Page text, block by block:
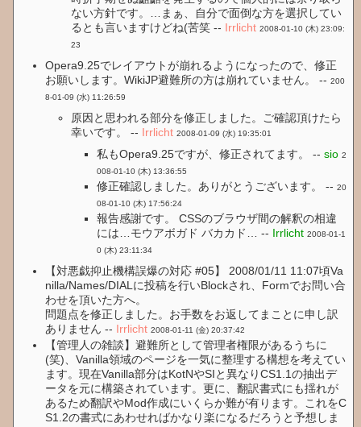
ない方針です。…まぁ、自分で面倒な方を選択してい
るとも言いますけどね(苦笑 -- Irrlicht 2008-01-10 (木) 23:09:
23
Opera9.25でレイアウトが崩れるようになったので、修正
お願いします。WikiJP避難所の方は崩れていません。 --200
8-01-09 (水) 11:26:59
原因と思われる部分を修正しました。ご確認頂けたら
幸いです。 -- Irrlicht 2008-01-09 (水) 19:35:01
私もOpera9.25ですが、修正されてます。 --sio 2
008-01-10 (木) 13:36:55
修正確認しました。ありがとうございます。 --20
08-01-10 (木) 17:56:24
報告感謝です。 CSSのブラウザ間の解釈の相違
には…モウアボガド バカカド… -- Irrlicht2008-01-1
0 (木) 23:11:34
【対悪戯抑止機構誤爆の対応 #05】 2008/01/11 11:07頃Va
nilla/Names/DIALに投稿を行いBlockされ、Formでお問い合
わせを頂いた方へ。
問題点を修正しました。お手数をお返してまことに申し訳
ありません -- Irrlicht 2008-01-11 (金) 20:37:42
【管理人の雑談】避難所として管理者権限があるうちに
(笑)、Vanilla領域のページを一気に整理する構想を考えてい
ます。現在Vanilla部分はKotNやSIと異なりCS1.1の抽出デ
ータを元に構築されています。更に、翻訳書式にも揺れが
あるため翻訳やMod作成にいくらか難が有ります。これをC
S1.2の書式にあわせればかなり楽になるだろうと予想しま